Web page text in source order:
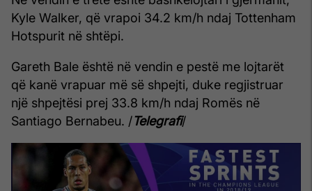
Kyle Walker, që vrapoi 34.2 km/h ndaj Tottenham
Hotspurit në shtëpi.
Gareth Bale është në vendin e pestë me lojtarët
që kanë vrapuar më së shpejti, duke regjistruar
një shpejtësi prej 33.8 km/h ndaj Romës në
Santiago Bernabeu. /Telegrafi/